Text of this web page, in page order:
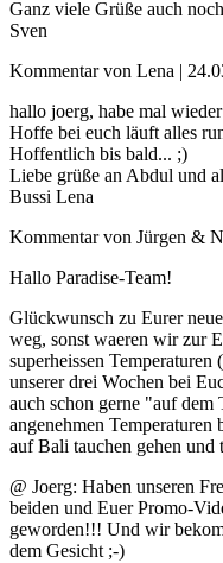
Ganz viele Grüße auch
Sven
Kommentar von Lena |
hallo joerg, habe mal
Hoffe bei euch läuft alles
Hoffentlich bis bald... ;)
Liebe grüße an Abdul und
Bussi Lena
Kommentar von Jürgen &
Hallo Paradise-Team!
Glückwunsch zu Eurer
weg, sonst waeren wir zur
superheissen
unserer drei Wochen bei
auch schon gerne "auf
angenehmen Temperaturen
auf Bali tauchen gehen
@ Joerg: Haben unseren
beiden und Euer Promo-
geworden!!! Und wir
dem Gesicht ;-)